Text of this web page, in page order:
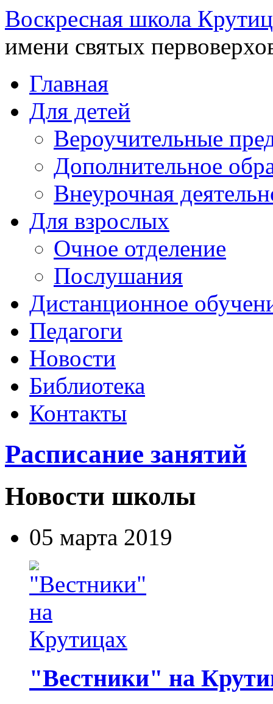
Воскресная школа
имени святых
Главная
Для детей
Вероучительные
Дополнительное
Внеурочная
Для взрослых
Очное отделение
Послушания
Дистанционное
Педагоги
Новости
Библиотека
Контакты
Расписание занятий
Новости школы
05 марта 2019
"Вестники" на